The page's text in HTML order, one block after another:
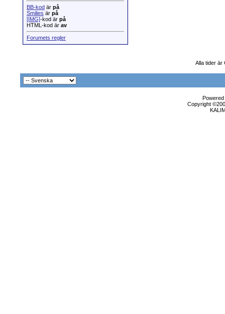
BB-kod är på
Smilies är på
[IMG]-kod är på
HTML-kod är av
Forumets regler
Alla tider är
Copyright